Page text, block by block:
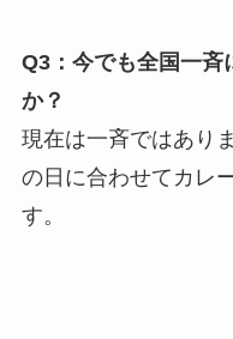
Q3：今でも全国一斉
か？
現在は一斉ではあり
の日に合わせてカレ
す。